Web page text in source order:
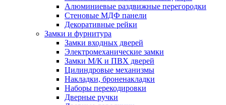
Алюминиевые раздвижные перегородки
Стеновые МДФ панели
Декоративные рейки
Замки и фурнитура
Замки входных дверей
Электромеханические замки
Замки М/К и ПВХ дверей
Цилиндровые механизмы
Накладки, броненакладки
Наборы перекодировки
Дверные ручки